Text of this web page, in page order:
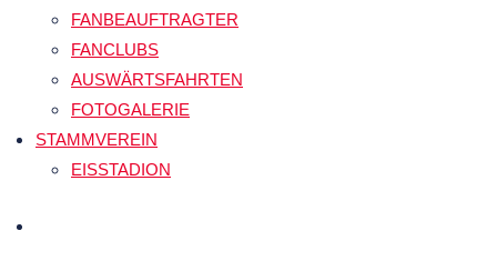
FANBEAUFTRAGTER
FANCLUBS
AUSWÄRTSFAHRTEN
FOTOGALERIE
STAMMVEREIN
EISSTADION